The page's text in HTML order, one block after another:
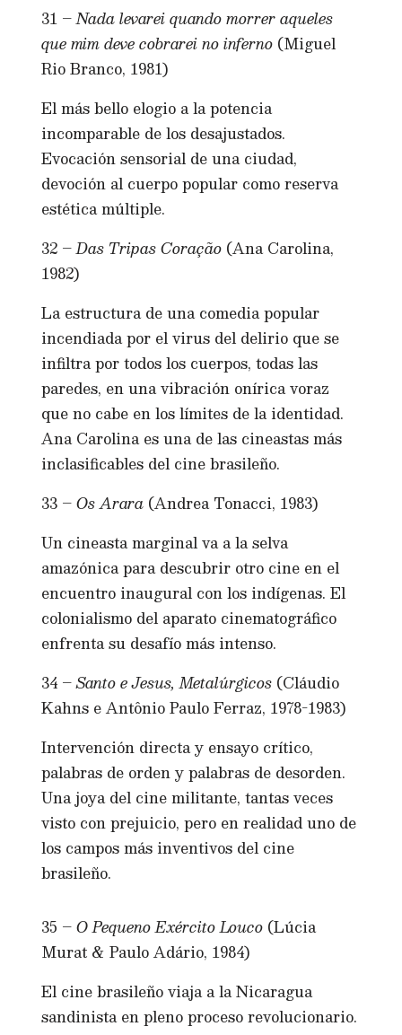
31 –Nada levarei quando morrer aqueles
que mim deve cobrarei no inferno (Miguel
Rio Branco, 1981)
El más bello elogio a la potencia
incomparable de los desajustados.
Evocación sensorial de una ciudad,
devoción al cuerpo popular como reserva
estética múltiple.
32 –Das Tripas Coração (Ana Carolina,
1982)
La estructura de una comedia popular
incendiada por el virus del delirio que se
infiltra por todos los cuerpos, todas las
paredes, en una vibración onírica voraz
que no cabe en los límites de la identidad.
Ana Carolina es una de las cineastas más
inclasificables del cine brasileño.
33 –Os Arara (Andrea Tonacci, 1983)
Un cineasta marginal va a la selva
amazónica para descubrir otro cine en el
encuentro inaugural con los indígenas. El
colonialismo del aparato cinematográfico
enfrenta su desafío más intenso.
34 –Santo e Jesus, Metalúrgicos (Cláudio
Kahns e Antônio Paulo Ferraz, 1978-1983)
Intervención directa y ensayo crítico,
palabras de orden y palabras de desorden.
Una joya del cine militante, tantas veces
visto con prejuicio, pero en realidad uno de
los campos más inventivos del cine
brasileño.
35 –O Pequeno Exército Louco (Lúcia
Murat & Paulo Adário, 1984)
El cine brasileño viaja a la Nicaragua
sandinista en pleno proceso revolucionario.